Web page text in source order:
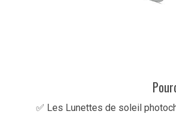
✅ Les Lunettes de soleil